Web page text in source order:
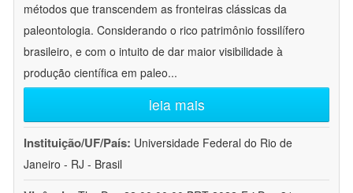
métodos que transcendem as fronteiras clássicas da
paleontologia. Considerando o rico patrimônio fossilífero
brasileiro, e com o intuito de dar maior visibilidade à
produção científica em paleo...
leia mais
Instituição/UF/País: Universidade Federal do Rio de
Janeiro - RJ - Brasil